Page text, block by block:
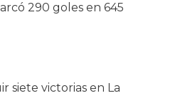
290 goles en 645
siete victorias en La